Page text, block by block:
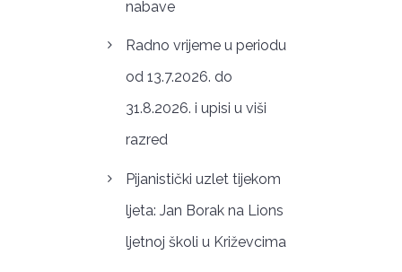
nabave
Radno vrijeme u periodu
od 13.7.2026. do
31.8.2026. i upisi u viši
razred
Pijanistički uzlet tijekom
ljeta: Jan Borak na Lions
ljetnoj školi u Križevcima